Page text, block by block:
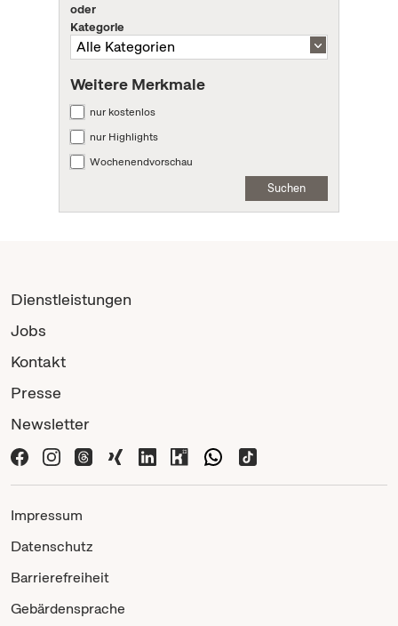
oder
Kategorie
Weitere Merkmale
nur kostenlos
nur Highlights
Wochenendvorschau
Suchen
Dienstleistungen
Jobs
Kontakt
Presse
Newsletter
Impressum
Datenschutz
Barrierefreiheit
Gebärdensprache